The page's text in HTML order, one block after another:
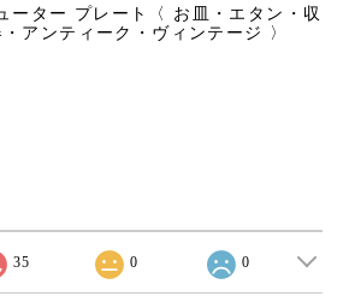
ター プレート〈 お皿・エタン・収
アンティーク・ヴィンテージ 〉
35 0 0